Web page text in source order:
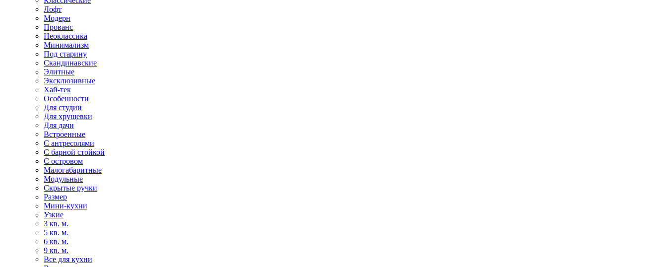
Лофт
Модерн
Прованс
Неоклассика
Минимализм
Под старину
Скандинавские
Элитные
Эксклюзивные
Хай-тек
Особенности
Для студии
Для хрущевки
Для дачи
Встроенные
С антресолями
С барной стойкой
С островом
Малогабаритные
Модульные
Скрытые ручки
Размер
Мини-кухни
Узкие
3 кв. м.
5 кв. м.
6 кв. м.
9 кв. м.
Все для кухни